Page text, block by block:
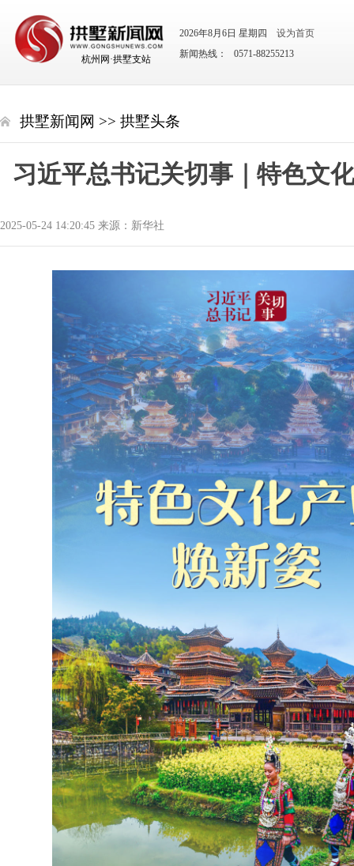
杭州网·拱墅支站
2026年8月6日 星期四
设为首页
新闻热线： 0571-88255213
拱墅新闻网 >> 拱墅头条
习近平总书记关切事｜特色文
2025-05-24 14:20:45 来源：新华社